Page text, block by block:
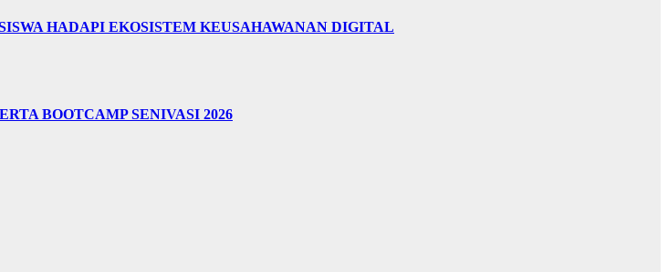
HADAPI EKOSISTEM KEUSAHAWANAN DIGITAL
BOOTCAMP SENIVASI 2026